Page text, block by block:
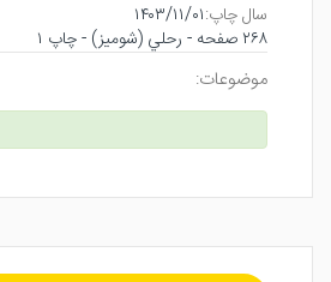
سال چاپ:۱۴۰۳/۱۱/۰۱
۲۶۸ صفحه - رحلي (شوميز) - چاپ ۱
موضوعات: